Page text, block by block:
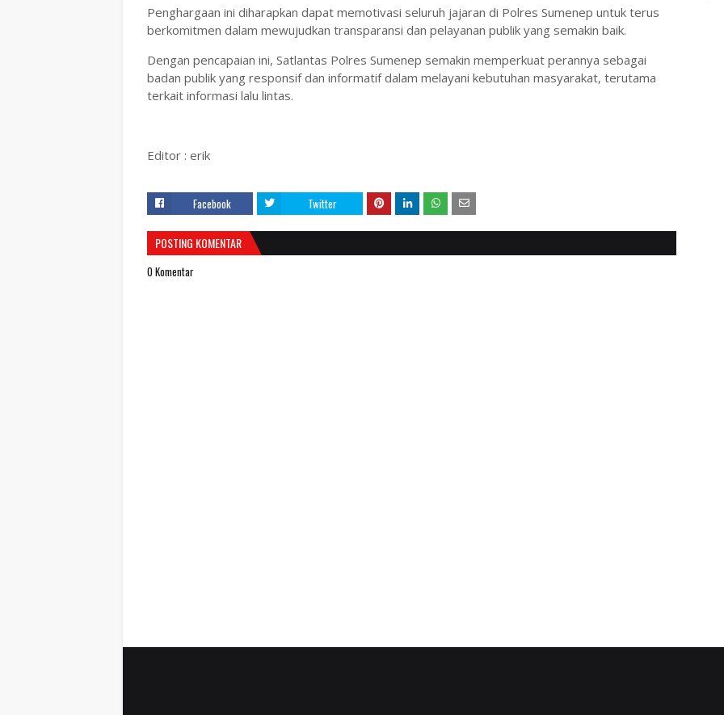
Penghargaan ini diharapkan dapat memotivasi seluruh jajaran di Polres Sumenep untuk terus
berkomitmen dalam mewujudkan transparansi dan pelayanan publik yang semakin baik.
Dengan pencapaian ini, Satlantas Polres Sumenep semakin memperkuat perannya sebagai
badan publik yang responsif dan informatif dalam melayani kebutuhan masyarakat, terutama
terkait informasi lalu lintas.
Editor : erik
Facebook Twitter
POSTING KOMENTAR
0 Komentar